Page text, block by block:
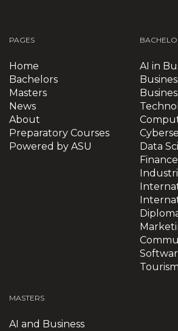
комплексным итоговым
предназначенным для
готовности и усвоения
приемную комиссию.
PAGES
Home
Bachelors
Masters
News
About
Preparatory Courses
Powered by ASU
AI in
Data
Tourism
MASTERS
AI and Business